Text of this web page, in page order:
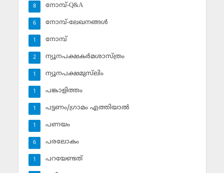
നോമ്പ്-Q&A
8
നോമ്പ്-ലേഖനങ്ങള്‍
6
നോമ്പ്‌
1
ന്യൂനപക്ഷകര്‍മശാസ്ത്രം
2
ന്യൂനപക്ഷമുസ്‌ലിം
1
പങ്കാളിത്തം
1
പട്ടണം/ഗ്രാമം എത്തിയാല്‍
1
പണയം
1
പരലോകം
6
പറയേണ്ടത്
1